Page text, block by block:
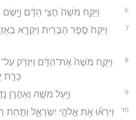
6 וַיִּקַּ֤ח מֹשֶׁה֙ חֲצִ֣י הַדָּ֔ם וַיָּ֖שֶׂם
7
וַיִּקַּח֙ סֵ֣פֶר הַבְּרִ֔ית וַיִּקְרָ֖א
8
וַיִּקַּ֤ח מֹשֶׁה֙ אֶת־הַדָּ֔ם וַיִּזְרֹ֖ק
כָּרַ֤ת
9 וַיַּ֥עַל מֹשֶׁ֖ה וְאַהֲרֹ֑ן
10
וַיִּרְא֕וּ אֵ֖ת אֱלֹהֵ֣י יִשְׂרָאֵ֑ל וְתַ֣חַת